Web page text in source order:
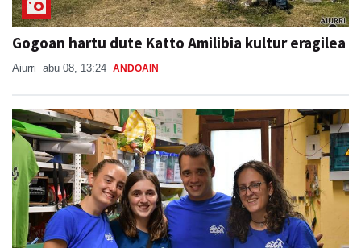
Gogoan hartu dute Katto Amilibia kultur eragilea
Aiurri abu 08, 13:24 ANDOAIN